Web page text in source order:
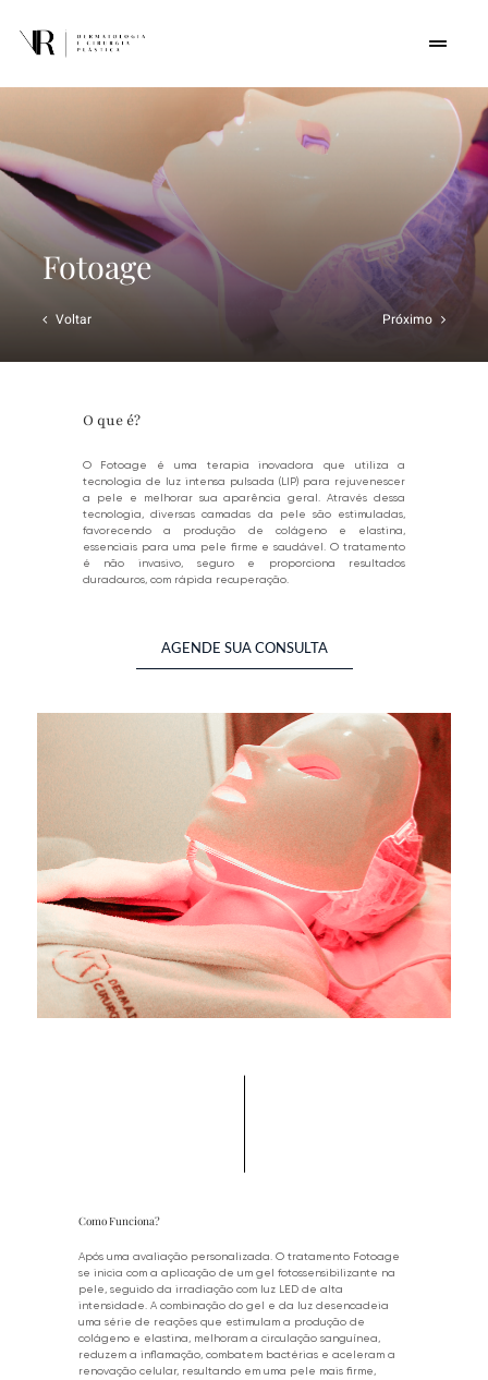
content
Toggle
Quem somos
Procedimentos
Cursos
Contato
Fotoage
Voltar Próximo
O que é?
O Fotoage é uma terapia inovadora que utiliza a
tecnologia de luz intensa pulsada (LIP) para rejuvenescer
a pele e melhorar sua aparência geral. Através dessa
tecnologia, diversas camadas da pele são estimuladas,
favorecendo a produção de colágeno e elastina,
essenciais para uma pele firme e saudável. O tratamento
é não invasivo, seguro e proporciona resultados
duradouros, com rápida recuperação.
AGENDE SUA CONSULTA
Como Funciona?
Após uma avaliação personalizada. O tratamento Fotoage
se inicia com a aplicação de um gel fotossensibilizante na
pele, seguido da irradiação com luz LED de alta
intensidade. A combinação do gel e da luz desencadeia
uma série de reações que estimulam a produção de
colágeno e elastina, melhoram a circulação sanguínea,
reduzem a inflamação, combatem bactérias e aceleram a
renovação celular, resultando em uma pele mais firme,